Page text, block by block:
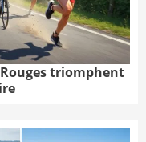
triomphent